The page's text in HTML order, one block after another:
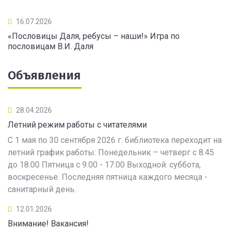
16.07.2026
«Пословицы Даля, ребусы – наши!» Игра по
пословицам В.И. Даля
Объявления
28.04.2026
Летний режим работы с читателями
С 1 мая по 30 сентября 2026 г. библиотека переходит на
летний график работы: Понедельник – четверг с 8.45
до 18.00 Пятница с 9.00 - 17.00 Выходной: суббота,
воскресенье. Последняя пятница каждого месяца -
санитарный день.
12.01.2026
Внимание! Вакансия!